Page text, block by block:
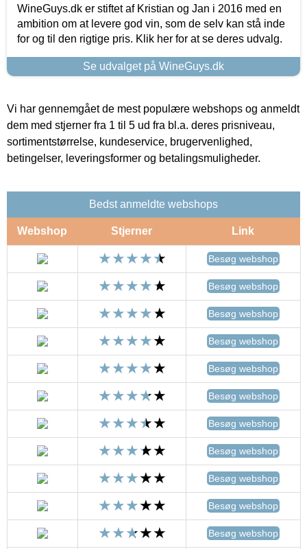
WineGuys.dk er stiftet af Kristian og Jan i 2016 med en
ambition om at levere god vin, som de selv kan stå inde
for og til den rigtige pris. Klik her for at se deres udvalg.
Se udvalget på WineGuys.dk
Vi har gennemgået de mest populære webshops og anmeldt
dem med stjerner fra 1 til 5 ud fra bl.a. deres prisniveau,
sortimentstørrelse, kundeservice, brugervenlighed,
betingelser, leveringsformer og betalingsmuligheder.
Bedst anmeldte webshops
Webshop Stjerner Link
Besøg webshop
Besøg webshop
Besøg webshop
Besøg webshop
Besøg webshop
Besøg webshop
Besøg webshop
Besøg webshop
Besøg webshop
Besøg webshop
Besøg webshop